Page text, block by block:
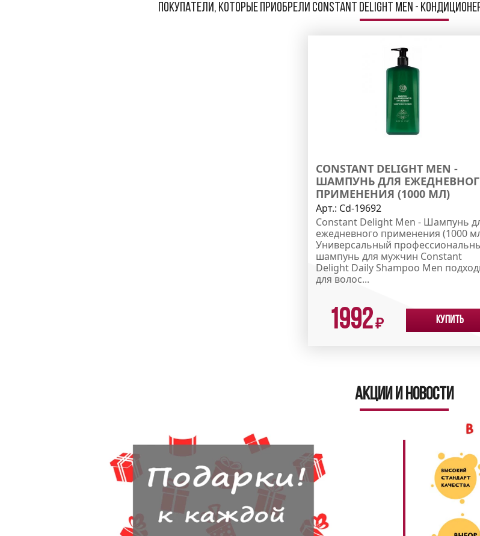
Покупатели, которые приобрели Constant Delight Men -
CONSTANT DELIGHT MEN -
ШАМПУНЬ ДЛЯ
ПРИМЕНЕНИЯ (1000 МЛ)
Арт.: Cd-19692
Constant Delight Men - Шампунь
ежедневного применения (1000
Универсальный
шампунь для мужчин Constant
Delight Daily Shampoo Men
для волос...
1992₽ Купить
Акции и новости